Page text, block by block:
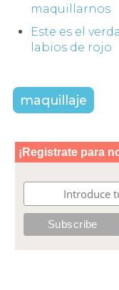
maquillarnos
Este es el
labios de rojo
maquillaje